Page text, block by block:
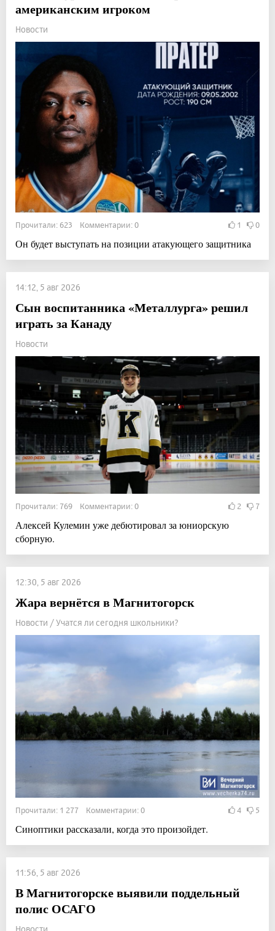
американским игроком
Новости
Прочитали: 623 Комментарии: 0 1 0
Он будет выступать на позиции атакующего защитника
14:12, 5 авг 2026
Сын воспитанника «Металлурга» решил
играть за Канаду
Новости
Прочитали: 769 Комментарии: 0 2 7
Алексей Кулемин уже дебютировал за юниорскую
сборную.
12:30, 5 авг 2026
Жара вернётся в Магнитогорск
Новости / Учатся ли сегодня школьники?
Прочитали: 1 277 Комментарии: 0 4 5
Синоптики рассказали, когда это произойдет.
11:56, 5 авг 2026
В Магнитогорске выявили поддельный
полис ОСАГО
Новости